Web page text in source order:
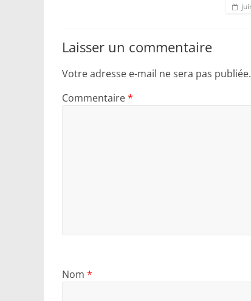
Laisser un commentaire
Votre adresse e-mail ne sera pas publiée.
Commentaire*
Nom *